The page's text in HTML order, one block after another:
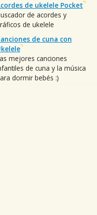
de ukelele Pocket
de acordes y
de ukelele
de cuna con
mejores canciones
de cuna y la música
dormir bebés :)